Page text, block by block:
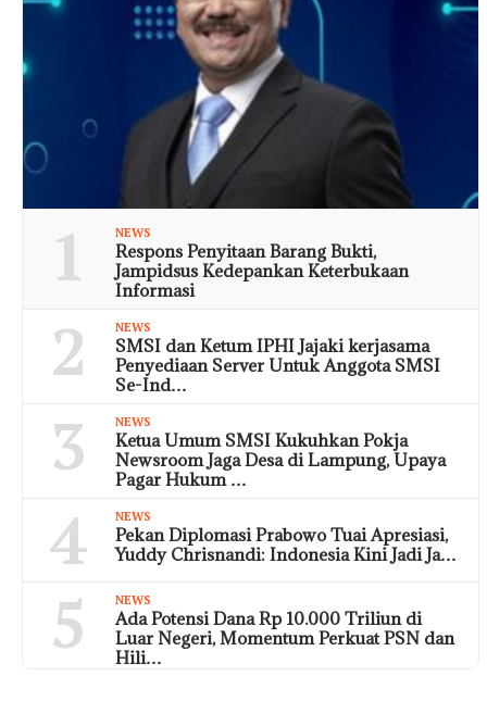
1 NEWS
Respons Penyitaan Barang Bukti,
Jampidsus Kedepankan Keterbukaan
Informasi
2 NEWS
SMSI dan Ketum IPHI Jajaki kerjasama
Penyediaan Server Untuk Anggota SMSI
Se-Ind…
3 NEWS
Ketua Umum SMSI Kukuhkan Pokja
Newsroom Jaga Desa di Lampung, Upaya
Pagar Hukum …
4 NEWS
Pekan Diplomasi Prabowo Tuai Apresiasi,
Yuddy Chrisnandi: Indonesia Kini Jadi Ja…
5 NEWS
Ada Potensi Dana Rp 10.000 Triliun di
Luar Negeri, Momentum Perkuat PSN dan
Hili…